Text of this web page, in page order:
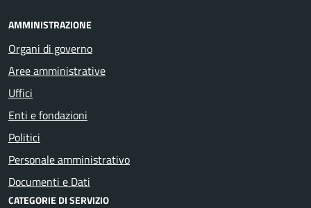
AMMINISTRAZIONE
Organi di governo
Aree amministrative
Uffici
Enti e fondazioni
Politici
Personale amministrativo
Documenti e Dati
CATEGORIE DI SERVIZIO